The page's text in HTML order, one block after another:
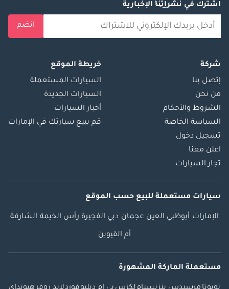
اشترك في نشراتنا الإخبارية
انضم
شركة
إتصل بنا
من نحن
الشروط والأحكام
السياسة الخاصة
تسجيل دخول
اعلن معنا
تجار السيارات
خريطة الموقع
السيارات المستعملة
السيارات الجديدة
أخبار السيارات
قم ببيع سيارتك في الإمارات
سيارات مستعملة للبيع حسب الموقع
الإمارات أبوظبي العين عجمان دبي الفجيرة رأس الخيمة الشارقة
أم القيوين
مستعملة الماركة المشهورة